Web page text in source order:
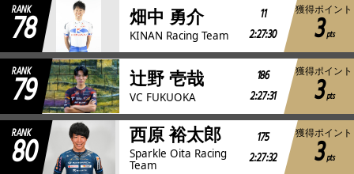
RANK
78 畑中 勇介
KINAN Racing Team
11
2:27:30
獲得ポイント
3pts
RANK
79 辻野 壱哉
VC FUKUOKA
186
2:27:31
獲得ポイント
3pts
RANK
80 西原 裕太郎
Sparkle Oita Racing
Team
175
2:27:32
獲得ポイント
3pts